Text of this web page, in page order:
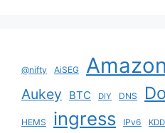
@nifty AiSEG Amazon
Aukey BTC DIY DNS
HEMS ingress IPv6